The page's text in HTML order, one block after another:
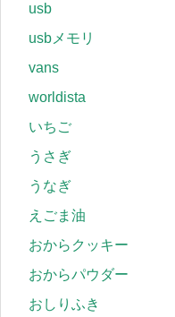
usb
usbメモリ
vans
worldista
いちご
うさぎ
うなぎ
えごま油
おからクッキー
おからパウダー
おしりふき